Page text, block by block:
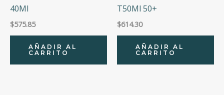
40Ml
$575.85
AÑADIR AL
CARRITO
T50Ml 50+
$614.30
AÑADIR AL
CARRITO